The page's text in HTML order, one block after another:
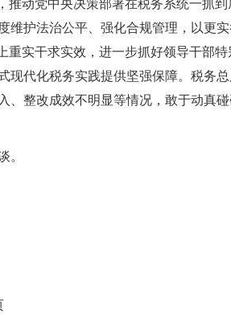
推动党中央决策部署在税务系统一抓
维护法治公平、强化合规管理，以更
实干求实效，进一步抓好领导干部特
现代化税务实践提供坚强保障。税务
、整改成效不明显等情况，敢于动真
。